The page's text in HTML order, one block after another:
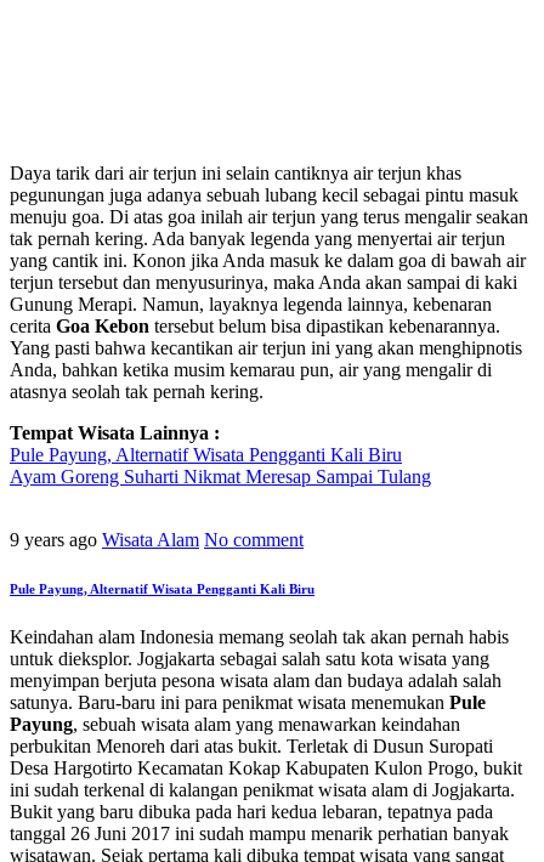
Daya tarik dari air terjun ini selain cantiknya air terjun khas
pegunungan juga adanya sebuah lubang kecil sebagai pintu masuk
menuju goa. Di atas goa inilah air terjun yang terus mengalir seakan
tak pernah kering. Ada banyak legenda yang menyertai air terjun
yang cantik ini. Konon jika Anda masuk ke dalam goa di bawah air
terjun tersebut dan menyusurinya, maka Anda akan sampai di kaki
Gunung Merapi. Namun, layaknya legenda lainnya, kebenaran
cerita Goa Kebon tersebut belum bisa dipastikan kebenarannya.
Yang pasti bahwa kecantikan air terjun ini yang akan menghipnotis
Anda, bahkan ketika musim kemarau pun, air yang mengalir di
atasnya seolah tak pernah kering.
Tempat Wisata Lainnya :
Pule Payung, Alternatif Wisata Pengganti Kali Biru
Ayam Goreng Suharti Nikmat Meresap Sampai Tulang
9 years ago Wisata Alam No comment
Pule Payung, Alternatif Wisata Pengganti Kali Biru
Keindahan alam Indonesia memang seolah tak akan pernah habis
untuk dieksplor. Jogjakarta sebagai salah satu kota wisata yang
menyimpan berjuta pesona wisata alam dan budaya adalah salah
satunya. Baru-baru ini para penikmat wisata menemukan Pule
Payung, sebuah wisata alam yang menawarkan keindahan
perbukitan Menoreh dari atas bukit. Terletak di Dusun Suropati
Desa Hargotirto Kecamatan Kokap Kabupaten Kulon Progo, bukit
ini sudah terkenal di kalangan penikmat wisata alam di Jogjakarta.
Bukit yang baru dibuka pada hari kedua lebaran, tepatnya pada
tanggal 26 Juni 2017 ini sudah mampu menarik perhatian banyak
wisatawan. Sejak pertama kali dibuka tempat wisata yang sangat